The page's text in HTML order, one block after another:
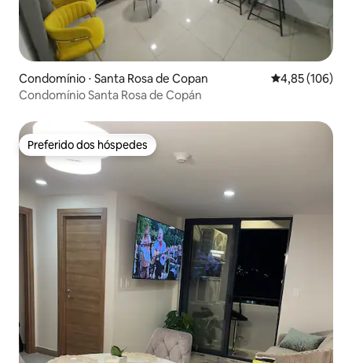
Condomínio ⋅ Santa Rosa de Copan 4,85 de uma
4,85 (106)
Condomínio Santa Rosa de Copán
Preferido dos hóspedes
Preferido dos hóspedes